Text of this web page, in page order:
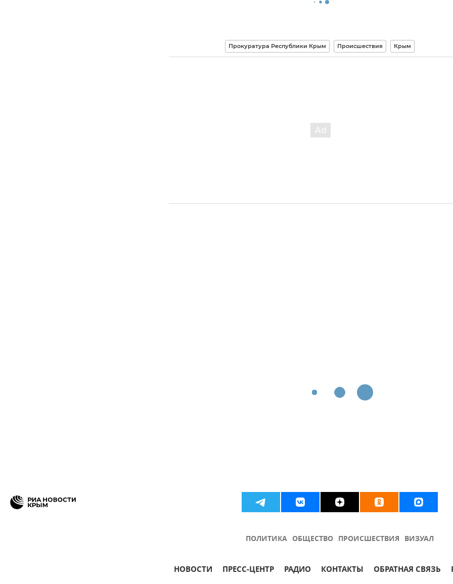
Прокуратура Республики Крым Происшествия Крым
ПОЛИТИКА ОБЩЕСТВО ПРОИСШЕСТВИЯ ВИЗУАЛ
НОВОСТИ ПРЕСС-ЦЕНТР РАДИО КОНТАКТЫ ОБРАТНАЯ СВЯЗЬ